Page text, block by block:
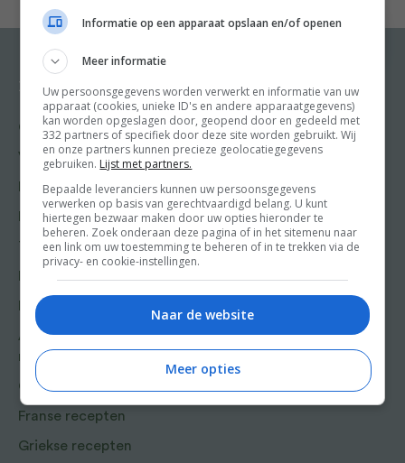
keuken van de regio’s en de mooiste foto’s. De Thaise
blend van verschillende smaken: heet, zoet, zuur en
zout.Thailand, het kookboek is de ultieme gids om deze
gewaardeerde keuken te ontdekken. Het boek bevat
500 recepten, van simpele snacks en drankjes tot
curry’s, roerbakgerechten en desserts. De klassiekers
als
phat thai en massaman currykomen aan bod, maar
ook minder bekende gerechten zoalspandanpudding.
Allemaal authentieke gerechten uit dit levendige en
diverse land. De foto’s geven een prachtig inzicht in de
Thaise foodcultuur.
Recepten
Gangen
Voorgerecht
Hoofdgerecht
Nagerecht
Tussengerecht
Bakrecepten
Aziatische en Oosterse
recepten
Chinese recepten
Franse recepten
Griekse recepten
Meer van Food and
Friends
Shop
Friends
Kooktips
Informatie op een apparaat opslaan en/of openen
Meer informatie
Uw persoonsgegevens worden verwerkt en informatie van uw
apparaat (cookies, unieke ID's en andere apparaatgegevens)
kan worden opgeslagen door, geopend door en gedeeld met
332 partners of specifiek door deze site worden gebruikt. Wij
en onze partners kunnen precieze geolocatiegegevens
gebruiken. Lijst met partners.
Bepaalde leveranciers kunnen uw persoonsgegevens
verwerken op basis van gerechtvaardigd belang. U kunt
hiertegen bezwaar maken door uw opties hieronder te
beheren. Zoek onderaan deze pagina of in het sitemenu naar
een link om uw toestemming te beheren of in te trekken via de
privacy- en cookie-instellingen.
Naar de website
Meer opties